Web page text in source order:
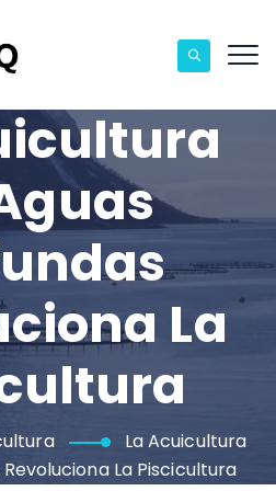
La
La Acuicultura
La Piscicultura